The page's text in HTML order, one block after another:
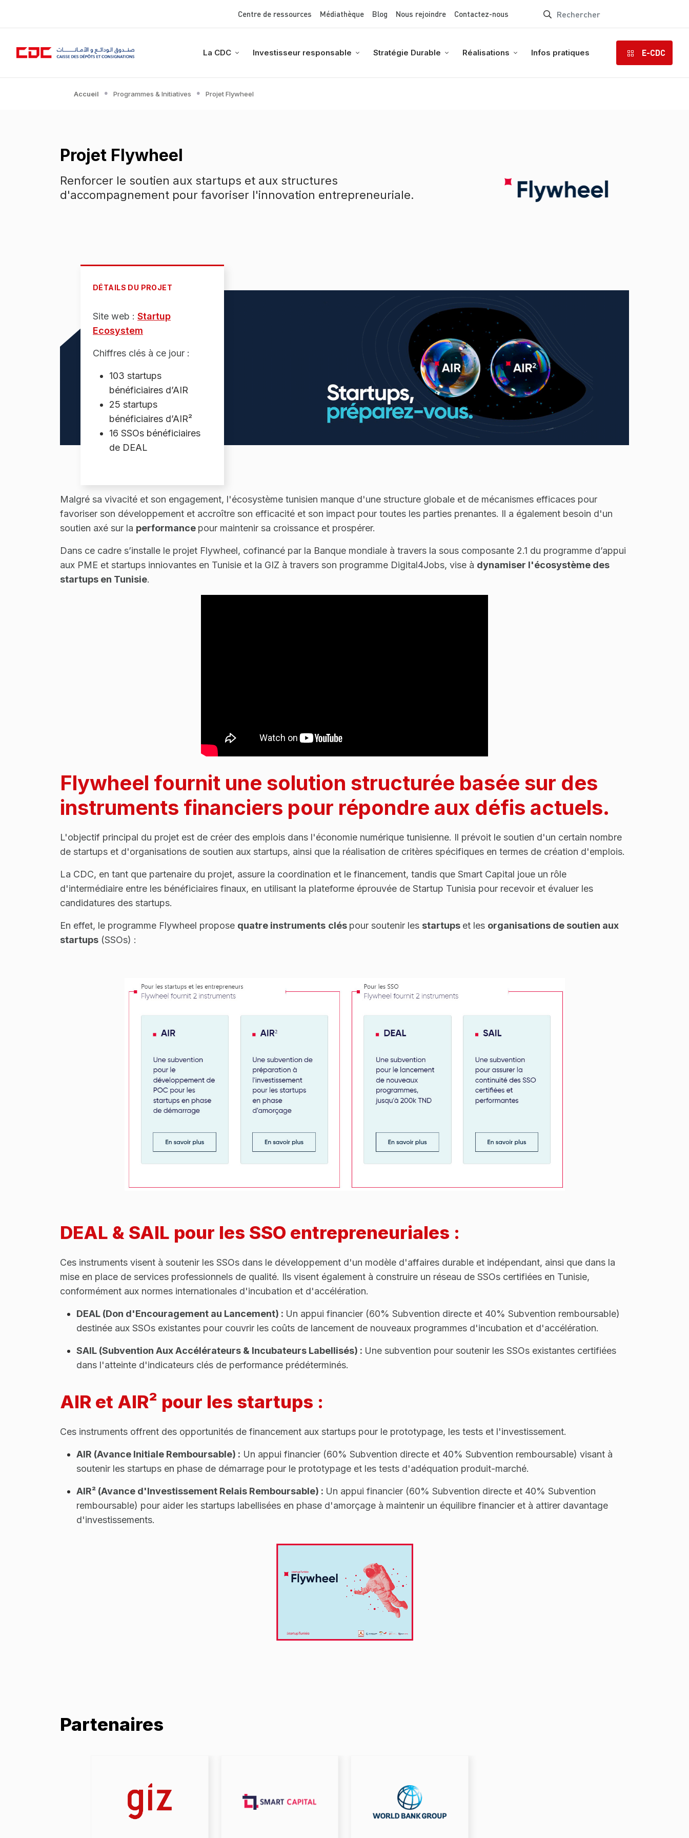
au
Top Menu
Centre de ressources Médiathèque Blog Nous rejoindre Contactez-nous
La CDC Investisseur responsable Stratégie Durable Réalisations Infos pratiques E-CDC
Accueil Programmes & Initiatives Projet Flywheel
Projet Flywheel
Renforcer le soutien aux startups et aux structures
d'accompagnement pour favoriser l'innovation entrepreneuriale.
DÉTAILS DU PROJET
Site web : Startup
Ecosystem
Chiffres clés à ce jour :
103 startups
bénéficiaires d’AIR
25 startups
bénéficiaires d’AIR²
16 SSOs bénéficiaires
de DEAL
Malgré sa vivacité et son engagement, l'écosystème tunisien manque d'une structure globale et de mécanismes efficaces pour
favoriser son développement et accroître son efficacité et son impact pour toutes les parties prenantes. Il a également besoin d'un
soutien axé sur la performance pour maintenir sa croissance et prospérer.
Dans ce cadre s’installe le projet Flywheel, cofinancé par la Banque mondiale à travers la sous composante 2.1 du programme d’appui
aux PME et startups inniovantes en Tunisie et la GIZ à travers son programme Digital4Jobs, vise à dynamiser l'écosystème des
startups en Tunisie.
Flywheel fournit une solution structurée basée sur des
instruments financiers pour répondre aux défis actuels.
L'objectif principal du projet est de créer des emplois dans l'économie numérique tunisienne. Il prévoit le soutien d'un certain nombre
de startups et d'organisations de soutien aux startups, ainsi que la réalisation de critères spécifiques en termes de création d'emplois.
La CDC, en tant que partenaire du projet, assure la coordination et le financement, tandis que Smart Capital joue un rôle
d'intermédiaire entre les bénéficiaires finaux, en utilisant la plateforme éprouvée de Startup Tunisia pour recevoir et évaluer les
candidatures des startups.
En effet, le programme Flywheel propose quatre instruments clés pour soutenir les startups et les organisations de soutien aux
startups (SSOs) :
DEAL & SAIL pour les SSO entrepreneuriales :
Ces instruments visent à soutenir les SSOs dans le développement d'un modèle d'affaires durable et indépendant, ainsi que dans la
mise en place de services professionnels de qualité. Ils visent également à construire un réseau de SSOs certifiées en Tunisie,
conformément aux normes internationales d'incubation et d'accélération.
DEAL (Don d'Encouragement au Lancement) : Un appui financier (60% Subvention directe et 40% Subvention remboursable)
destinée aux SSOs existantes pour couvrir les coûts de lancement de nouveaux programmes d'incubation et d'accélération.
SAIL (Subvention Aux Accélérateurs & Incubateurs Labellisés) : Une subvention pour soutenir les SSOs existantes certifiées
dans l'atteinte d'indicateurs clés de performance prédéterminés.
AIR et AIR² pour les startups :
Ces instruments offrent des opportunités de financement aux startups pour le prototypage, les tests et l'investissement.
AIR (Avance Initiale Remboursable) : Un appui financier (60% Subvention directe et 40% Subvention remboursable) visant à
soutenir les startups en phase de démarrage pour le prototypage et les tests d'adéquation produit-marché.
AIR² (Avance d'Investissement Relais Remboursable) : Un appui financier (60% Subvention directe et 40% Subvention
remboursable) pour aider les startups labellisées en phase d'amorçage à maintenir un équilibre financier et à attirer davantage
d'investissements.
Partenaires